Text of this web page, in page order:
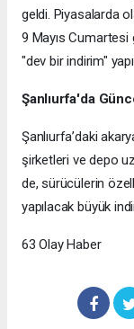
geldi. Piyasalarda
9 Mayıs Cumartesi
"dev bir indirim"
Şanlıurfa'da
Şanlıurfa’daki
şirketleri ve depo
de, sürücülerin
yapılacak büyük
63 Olay Haber